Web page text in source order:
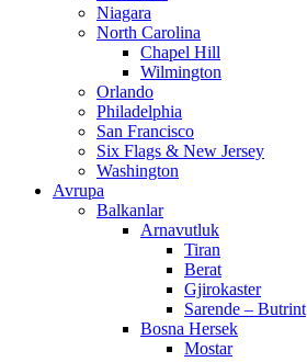
Niagara
North Carolina
Chapel Hill
Wilmington
Orlando
Philadelphia
San Francisco
Six Flags & New Jersey
Washington
Avrupa
Balkanlar
Arnavutluk
Tiran
Berat
Gjirokaster
Sarende – Butrint
Bosna Hersek
Mostar